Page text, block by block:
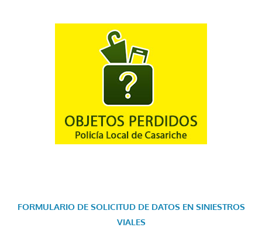
FORMULARIO DE SOLICITUD DE DATOS EN SINIESTROS
VIALES